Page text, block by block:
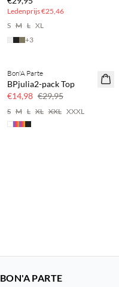
Ledenprijs€25,46
S M L XL
+3
50% korting
Bon'A Parte
BPjulia2-pack Top
€14,98 €29,95
S M L XL XXL XXXL
BON'A PARTE